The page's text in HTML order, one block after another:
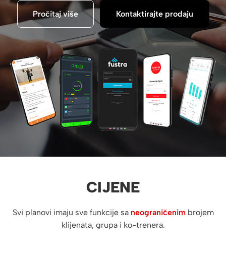
Pročitaj više Kontaktirajte prodaju
CIJENE
Svi planovi imaju sve funkcije sa neograničenimbrojem
klijenata, grupa i ko-trenera.